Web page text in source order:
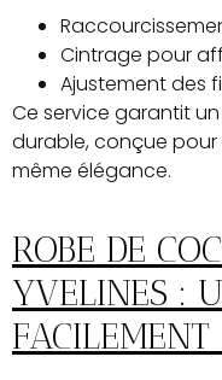
Cintrage pour
Ajustement des
Ce service garantit
durable, conçue pour
même élégance.
ROBE DE
YVELINES :
FACILEMENT